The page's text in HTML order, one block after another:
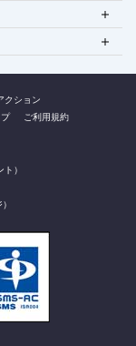
クション
ご利用規約
）